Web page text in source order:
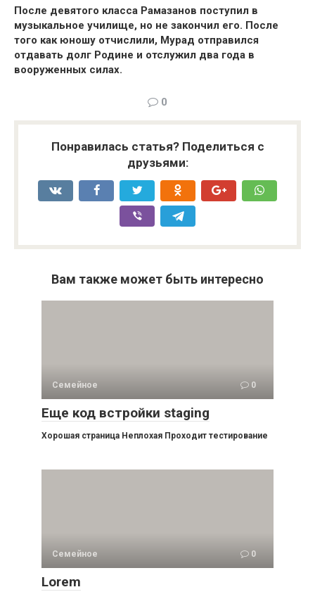
После девятого класса Рамазанов поступил в
музыкальное училище, но не закончил его. После
того как юношу отчислили, Мурад отправился
отдавать долг Родине и отслужил два года в
вооруженных силах.
0
Понравилась статья? Поделиться с
друзьями:
Вам также может быть интересно
Семейное 0
Еще код встройки staging
Хорошая страница Неплохая Проходит тестирование
Семейное 0
Lorem